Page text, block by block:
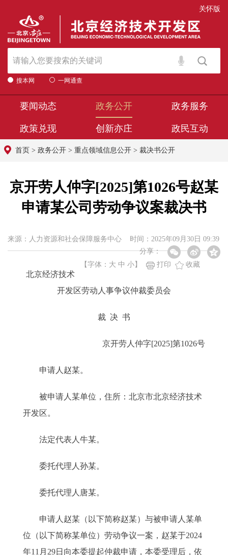
关怀版
搜本网 一网通查
要闻动态 政务公开 政务服务
政策兑现 创新亦庄 政民互动
首页 > 政务公开 > 重点领域信息公开 > 裁决书公开
京开劳人仲字[2025]第1026号赵某
申请某公司劳动争议案裁决书
来源：人力资源和社会保障服务中心 时间：2025年09月30日 09:39
分享：
【字体： 大 中 小 】 打印 收藏
北京经济技术
开发区劳动人事争议仲裁委员会
裁 决 书
京开劳人仲字[2025]第1026号
申请人赵某。
被申请人某单位，住所：北京市北京经济技术
开发区。
法定代表人牛某。
委托代理人孙某。
委托代理人唐某。
申请人赵某（以下简称赵某）与被申请人某单
位（以下简称某单位）劳动争议一案，赵某于2024
年11月29日向本委提起仲裁申请，本委受理后，依